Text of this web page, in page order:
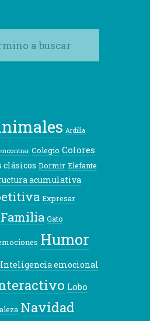
Ardilla
Colegio Colores
clásicos Dormir Elefante
acumulativa
Expresar
Familia Gato
Humor
Inteligencia emocional
Lobo
Navidad